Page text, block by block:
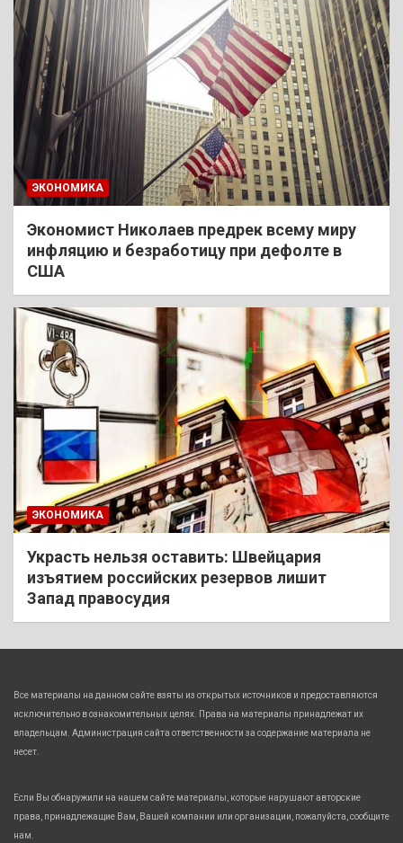
ЭКОНОМИКА
Экономист Николаев предрек всему миру
инфляцию и безработицу при дефолте в
США
ЭКОНОМИКА
Украсть нельзя оставить: Швейцария
изъятием российских резервов лишит
Запад правосудия
Все материалы на данном сайте взяты из открытых источников и предоставляются
исключительно в ознакомительных целях. Права на материалы принадлежат их
владельцам. Администрация сайта ответственности за содержание материала не
несет.
Если Вы обнаружили на нашем сайте материалы, которые нарушают авторские
права, принадлежащие Вам, Вашей компании или организации, пожалуйста, сообщите
нам.